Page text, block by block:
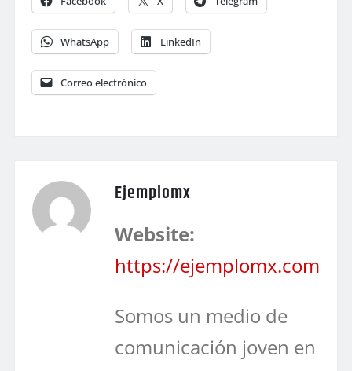
WhatsApp LinkedIn
Correo electrónico
Ejemplomx
Website:
https://ejemplomx.com
Somos un medio de
comunicación joven en